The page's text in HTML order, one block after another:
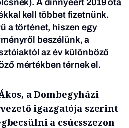
A dinnyéért 2019 óta
kell többet fizetnünk.
a történet, hiszen egy
beszélünk, a
az év különböző
mértékben térnek el.
a Dombegyházi
igazgatója szerint
a csúcsszezon